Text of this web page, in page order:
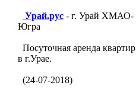
Урай.рус - г. Урай ХМАО-
Югра
Посуточная аренда квартир
в г.Урае.
(24-07-2018)